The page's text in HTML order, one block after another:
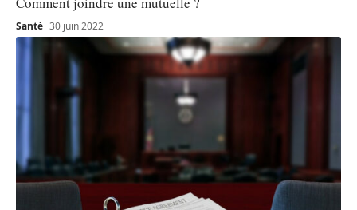
Santé 30 juin 2022